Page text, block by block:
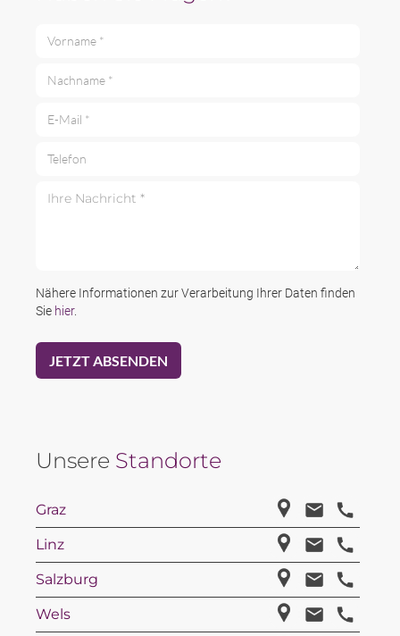
Nähere Informationen zur Verarbeitung Ihrer Daten finden
Sie hier.
Unsere Standorte
Graz
Linz
Salzburg
Wels